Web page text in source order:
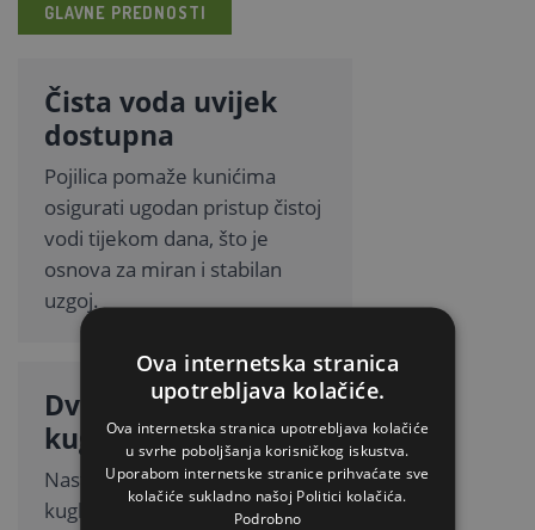
GLAVNE PREDNOSTI
Čista voda uvijek
dostupna
Pojilica pomaže kunićima
osigurati ugodan pristup čistoj
vodi tijekom dana, što je
osnova za miran i stabilan
uzgoj.
Dvije sigurnosne
kuglice
Nastavak s dvije sigurnosne
kuglice sprječava curenje.
Ova internetska stranica
upotrebljava kolačiće.
Ova internetska stranica upotrebljava kolačiće
u svrhe poboljšanja korisničkog iskustva.
Uporabom internetske stranice prihvaćate sve
kolačiće sukladno našoj Politici kolačića.
Podrobno